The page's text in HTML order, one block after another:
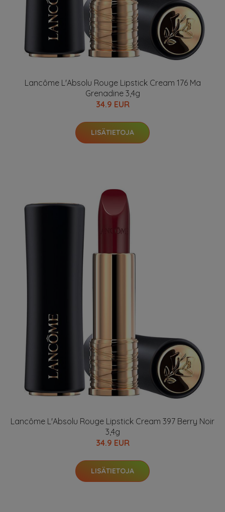
Lancôme L'Absolu Rouge Lipstick Cream 176 Ma
Grenadine 3,4g
34.9 EUR
LISÄTIETOJA
Lancôme L'Absolu Rouge Lipstick Cream 397 Berry Noir
3,4g
34.9 EUR
LISÄTIETOJA